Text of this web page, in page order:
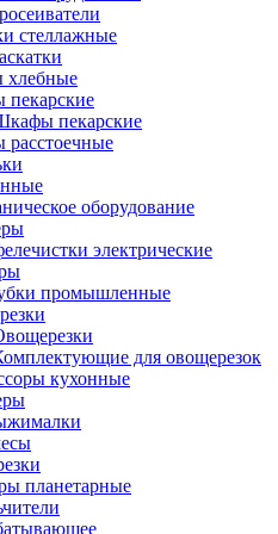
стеллажные
пекарские
оборудование
электрические
промышленные
для овощерезок
кухонные
планетарные